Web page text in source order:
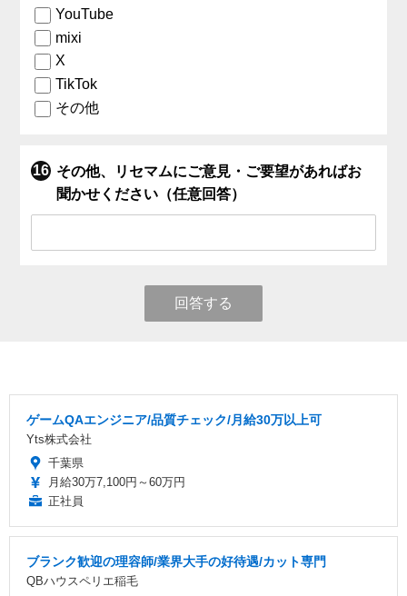
YouTube
mixi
X
TikTok
その他
その他、リセマムにご意見・ご要望があればお
聞かせください（任意回答）
回答する
ゲームQAエンジニア/品質チェック/月給30万以上可
Yts株式会社
千葉県
月給30万7,100円～60万円
正社員
ブランク歓迎の理容師/業界大手の好待遇/カット専門
QBハウスペリエ稲毛